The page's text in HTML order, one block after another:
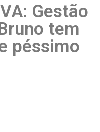
Gestão
tem
péssimo